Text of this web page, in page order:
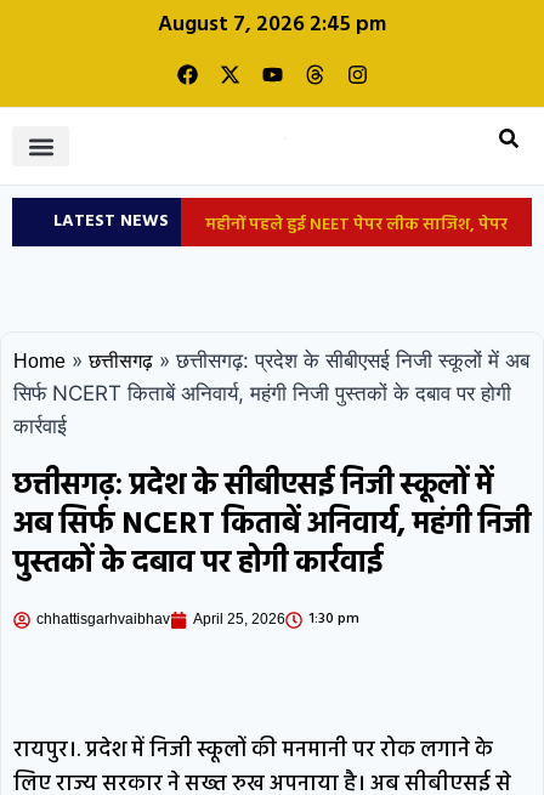
August 7, 2026 2:45 pm
LATEST NEWS
महीनों पहले हुई NEET पेपर लीक साजिश, पेपर
दावा
पटना: युवक की मौत पर भड़की भीड़,
आग
छत्तीसगढ़: सीएम साय आज जारी करेंगे
महतारी वंदन योजना की 30वीं किस्त
जल्द
इलाकों में होगी बारिश; कल से कम हो सकती है
Home » छत्तीसगढ़ » छत्तीसगढ़: प्रदेश के सीबीएसई निजी स्कूलों में अब
सिर्फ NCERT किताबें अनिवार्य, महंगी निजी पुस्तकों के दबाव पर होगी
कार्रवाई
छत्तीसगढ़: प्रदेश के सीबीएसई निजी स्कूलों में
अब सिर्फ NCERT किताबें अनिवार्य, महंगी निजी
पुस्तकों के दबाव पर होगी कार्रवाई
chhattisgarhvaibhav April 25, 2026 1:30 pm
रायपुर।. प्रदेश में निजी स्कूलों की मनमानी पर रोक लगाने के
लिए राज्य सरकार ने सख्त रुख अपनाया है। अब सीबीएसई से